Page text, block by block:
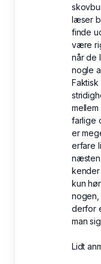
læser
finde
være
når de
nogle
farlige
er
erfare
næsten
kender
kun
nogen,
derfor
man
Lidt